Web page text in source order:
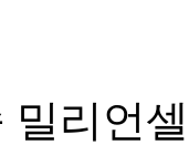
밀리언